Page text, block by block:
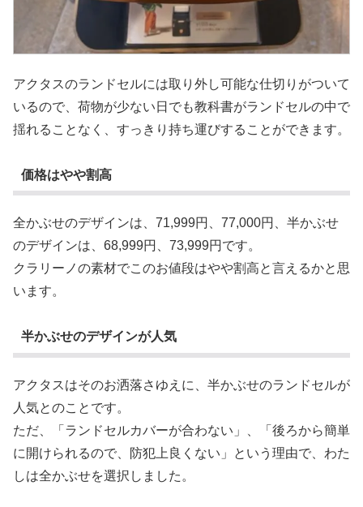
アクタスのランドセルには取り外し可能な仕切りがついて
いるので、荷物が少ない日でも教科書がランドセルの中で
揺れることなく、すっきり持ち運びすることができます。
価格はやや割高
全かぶせのデザインは、71,999円、77,000円、半かぶせ
のデザインは、68,999円、73,999円です。
クラリーノの素材でこのお値段はやや割高と言えるかと思
います。
半かぶせのデザインが人気
アクタスはそのお洒落さゆえに、半かぶせのランドセルが
人気とのことです。
ただ、「ランドセルカバーが合わない」、「後ろから簡単
に開けられるので、防犯上良くない」という理由で、わた
しは全かぶせを選択しました。